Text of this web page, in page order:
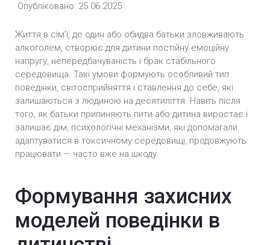
Опубліковано: 25.06.2025
Життя в сім’ї, де один або обидва батьки зловживають
алкоголем, створює для дитини постійну емоційну
напругу, непередбачуваність і брак стабільного
середовища. Такі умови формують особливий тип
поведінки, світосприйняття і ставлення до себе, які
залишаються з людиною на десятиліття. Навіть після
того, як батьки припиняють пити або дитина виростає і
залишає дім, психологічні механізми, які допомагали
адаптуватися в токсичному середовищі, продовжують
працювати — часто вже на шкоду.
Формування захисних
моделей поведінки в